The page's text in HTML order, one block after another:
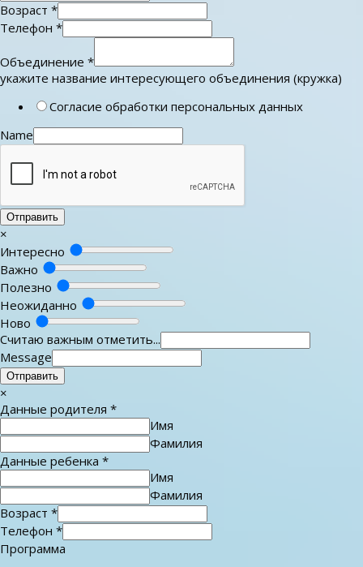
Возраст *
Телефон *
Объединение *
укажите название интересующего объединения (кружка)
Согласие обработки персональных данных
Name
Отправить
×
Интересно
Важно
Полезно
Неожиданно
Ново
Считаю важным отметить...
Message
Отправить
×
Данные родителя *
Имя
Фамилия
Данные ребенка *
Имя
Фамилия
Возраст *
Телефон *
Программа